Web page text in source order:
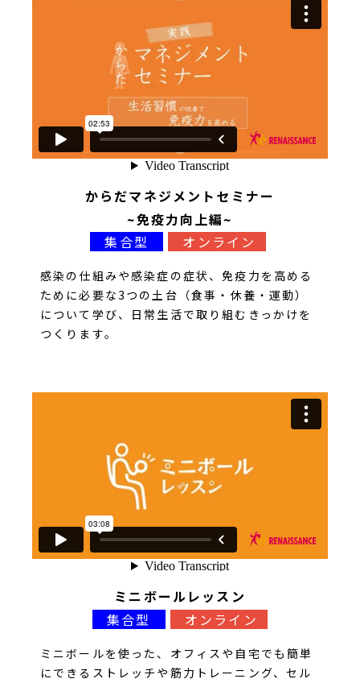
からだマネジメントセミナー
~免疫力向上編~
集合型
オンライン
感染の仕組みや感染症の症状、免疫力を高める
ために必要な3つの土台（食事・休養・運動）
について学び、日常生活で取り組むきっかけを
つくります。
ミニボールレッスン
集合型
オンライン
ミニボールを使った、オフィスや自宅でも簡単
にできるストレッチや筋力トレーニング、セル